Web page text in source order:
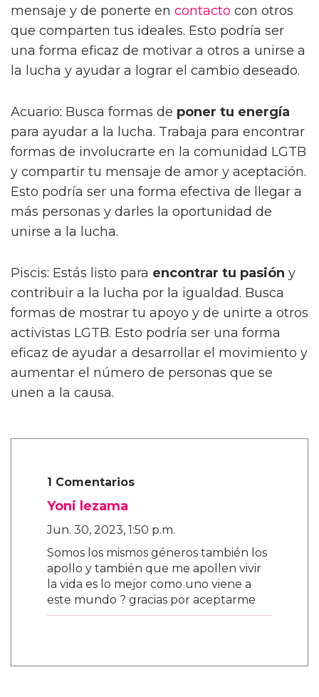
mensaje y de ponerte en contacto con otros
que comparten tus ideales. Esto podría ser
una forma eficaz de motivar a otros a unirse a
la lucha y ayudar a lograr el cambio deseado.
Acuario: Busca formas de poner tu energía
para ayudar a la lucha. Trabaja para encontrar
formas de involucrarte en la comunidad LGTB
y compartir tu mensaje de amor y aceptación.
Esto podría ser una forma efectiva de llegar a
más personas y darles la oportunidad de
unirse a la lucha.
Piscis: Estás listo para encontrar tu pasión y
contribuir a la lucha por la igualdad. Busca
formas de mostrar tu apoyo y de unirte a otros
activistas LGTB. Esto podría ser una forma
eficaz de ayudar a desarrollar el movimiento y
aumentar el número de personas que se
unen a la causa.
1 Comentarios
Yoni lezama
Jun. 30, 2023, 1:50 p.m.
Somos los mismos géneros también los
apollo y también que me apollen vivir
la vida es lo mejor como uno viene a
este mundo ? gracias por aceptarme